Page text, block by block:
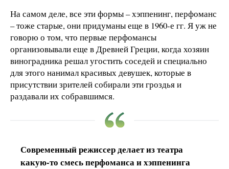
На самом деле, все эти формы – хэппенинг, перфоманс
– тоже старые, они придуманы еще в 1960-е гг. Я уж не
говорю о том, что первые перфомансы
организовывали еще в Древней Греции, когда хозяин
виноградника решал угостить соседей и специально
для этого нанимал красивых девушек, которые в
присутствии зрителей собирали эти гроздья и
раздавали их собравшимся.
Современный режиссер делает из театра
какую-то смесь перфоманса и хэппенинга